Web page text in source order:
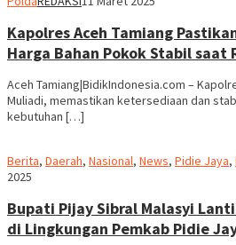
Kapolres Aceh Tamiang
Harga Bahan Pokok Stabil saat
Aceh Tamiang|BidikIndonesia.com –
Muliadi, memastikan ketersediaan dan
kebutuhan […]
Berita, Daerah, Nasional, News, Pidie Jaya,
2025
Bupati Pijay Sibral Malasyi
di Lingkungan Pemkab Pidie